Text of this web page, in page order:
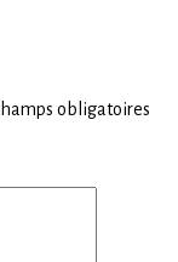
obligatoires